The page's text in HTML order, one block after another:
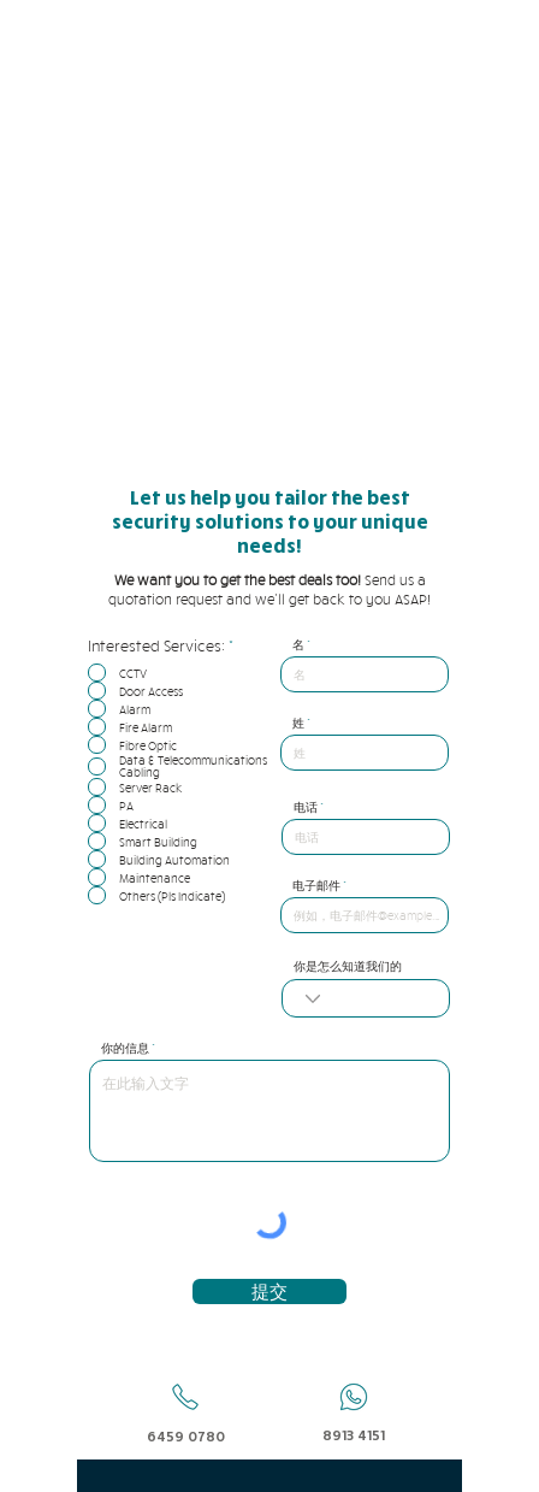
Let us help you tailor the best
security solutions to your unique
needs!
We want you to get the best deals too! Send us a
quotation request and we'll get back to you ASAP!
Interested Services: *
CCTV
Door Access
Alarm
Fire Alarm
Fibre Optic
Data & Telecommunications
Cabling
Server Rack
PA
Electrical
Smart Building
Building Automation
Maintenance
Others (Pls Indicate)
名
姓
电话
电子邮件
你是怎么知道我们的
你的信息
提交
6459 0780 8913 4151